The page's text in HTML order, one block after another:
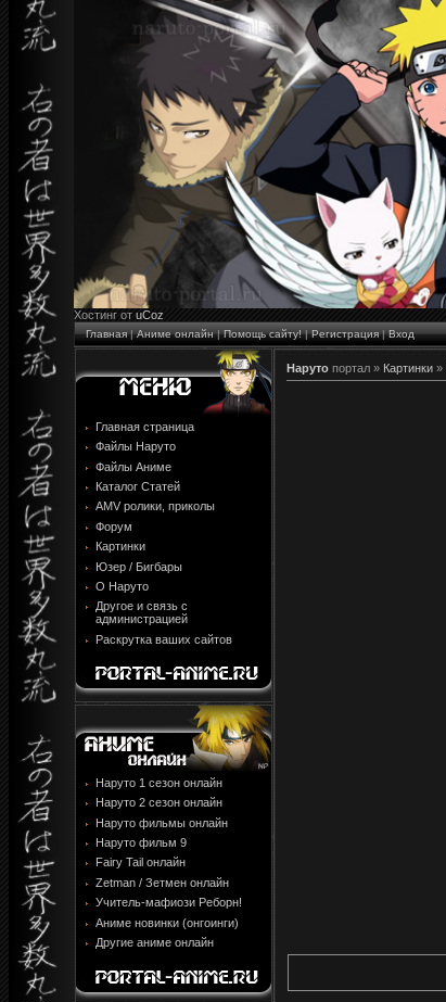
Хостинг от uCoz
Главная|Аниме онлайн|Помощь сайту!|Регистрация|Вход
Главная страница
Файлы Наруто
Файлы Аниме
Каталог Статей
AMV ролики, приколы
Форум
Картинки
Юзер / Бигбары
О Наруто
Другое и связь с
администрацией
Раскрутка ваших сайтов
Наруто 1 сезон онлайн
Наруто 2 сезон онлайн
Наруто фильмы онлайн
Наруто фильм 9
Fairy Tail онлайн
Zetman / Зетмен онлайн
Учитель-мафиози Реборн!
Аниме новинки (онгоинги)
Другие аниме онлайн
Наруто портал » Картинки »